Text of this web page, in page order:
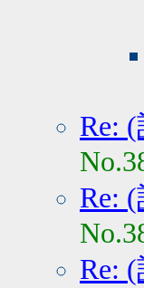
Re:
Re:
Re: